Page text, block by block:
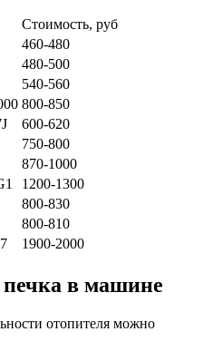
Стоимость, руб
460-480
480-500
540-560
800-850
600-620
750-800
870-1000
1200-1300
800-830
800-810
1900-2000
печка в машине
отопителя можно